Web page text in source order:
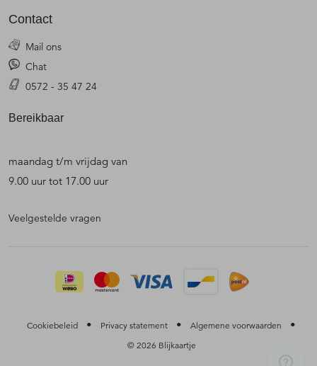
Contact
Mail ons
Chat
0572 - 35 47 24
Bereikbaar
maandag t/m vrijdag van
9.00 uur tot 17.00 uur
Veelgestelde vragen
Cookiebeleid • Privacy statement • Algemene voorwaarden •
© 2026 Blijkaartje